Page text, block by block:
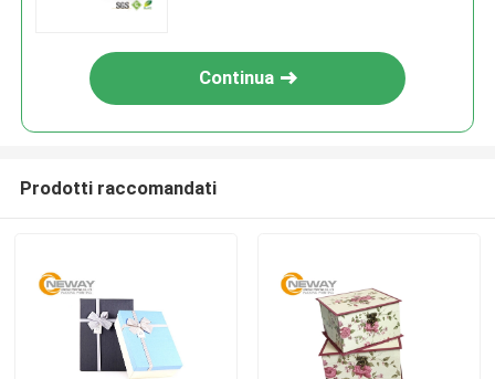
Continua
Prodotti raccomandati